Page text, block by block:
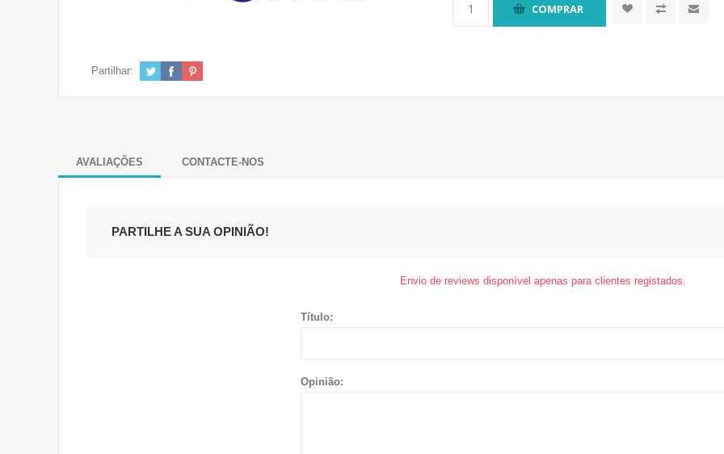
COMPRAR
Partilhar:
AVALIAÇÕES CONTACTE-NOS
PARTILHE A SUA OPINIÃO!
Envio de reviews disponível apenas para clientes registados.
Título:
Opinião: